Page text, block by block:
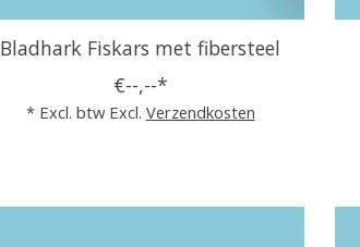
Bladhark Fiskars met fibersteel
€--,--*
* Excl. btw Excl. Verzendkosten